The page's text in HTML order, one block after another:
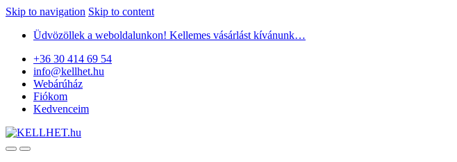
Skip to navigation Skip to content
Üdvözöllek a weboldalunkon! Kellemes vásárlást kívánunk…
+36 30 414 69 54
info@kellhet.hu
Webárúház
Fiókom
Kedvenceim